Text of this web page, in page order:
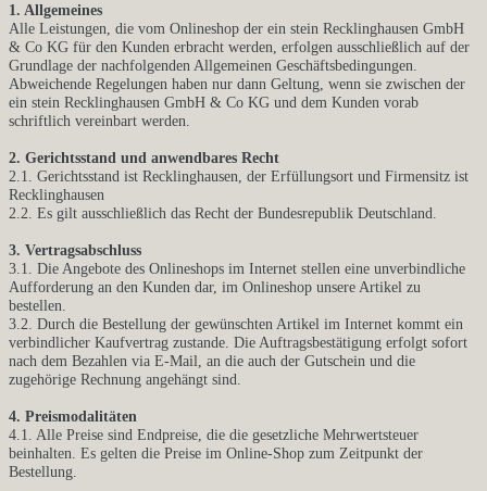
1. Allgemeines
Alle Leistungen, die vom Onlineshop der ein stein Recklinghausen GmbH
& Co KG für den Kunden erbracht werden, erfolgen ausschließlich auf der
Grundlage der nachfolgenden Allgemeinen Geschäftsbedingungen.
Abweichende Regelungen haben nur dann Geltung, wenn sie zwischen der
ein stein Recklinghausen GmbH & Co KG und dem Kunden vorab
schriftlich vereinbart werden.
2. Gerichtsstand und anwendbares Recht
2.1. Gerichtsstand ist Recklinghausen, der Erfüllungsort und Firmensitz ist
Recklinghausen
2.2. Es gilt ausschließlich das Recht der Bundesrepublik Deutschland.
3. Vertragsabschluss
3.1. Die Angebote des Onlineshops im Internet stellen eine unverbindliche
Aufforderung an den Kunden dar, im Onlineshop unsere Artikel zu
bestellen.
3.2. Durch die Bestellung der gewünschten Artikel im Internet kommt ein
verbindlicher Kaufvertrag zustande. Die Auftragsbestätigung erfolgt sofort
nach dem Bezahlen via E-Mail, an die auch der Gutschein und die
zugehörige Rechnung angehängt sind.
4. Preismodalitäten
4.1. Alle Preise sind Endpreise, die die gesetzliche Mehrwertsteuer
beinhalten. Es gelten die Preise im Online-Shop zum Zeitpunkt der
Bestellung.